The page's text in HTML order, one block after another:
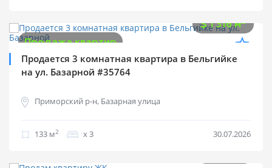
$1 316 м2
Продажа квартир
Продается 3 комнатная квартира в Бельгийке
на ул. Базарной #35764
Приморский р-н, Базарная улица
133 м2 х 3 30.07.2026